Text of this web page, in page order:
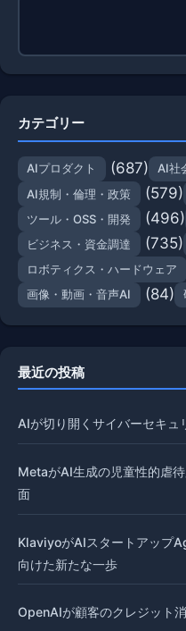
カテゴリー
AIプロダクト (687) AI社
AI規制・倫理・政策 (579)
ツール・OSS・開発 (496)
ビジネス・資金調達 (735)
ロボティクス・ハードウェア
画像・動画・音声AI (84)
最近の投稿
AIが切り開くサイバーセキュ
MetaがAI生成の児童性的虐
面
KlaviyoがAIスタートアップ
向けた新たな一歩
OpenAIが顧客のクレジット